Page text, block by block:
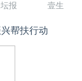
报 壹生
帮扶行动